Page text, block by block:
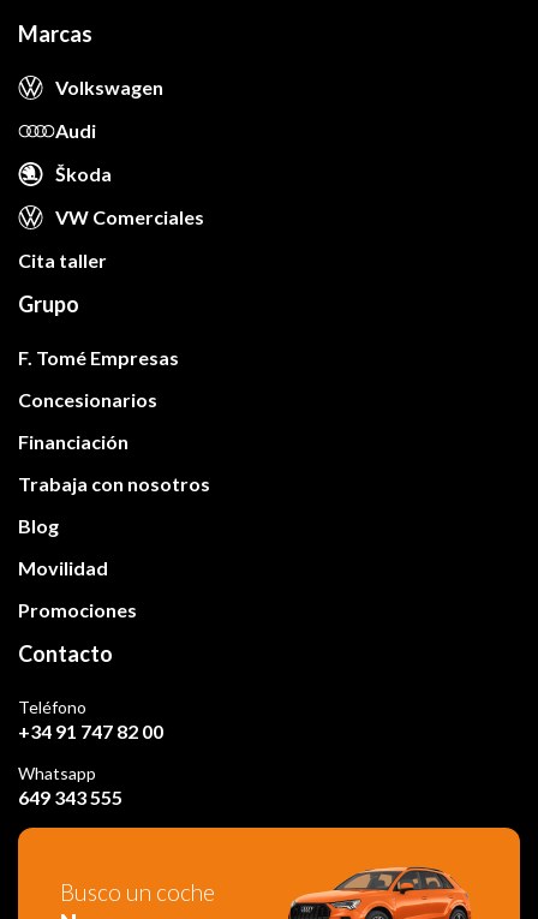
Marcas
Volkswagen
Audi
Škoda
VW Comerciales
Cita taller
Grupo
F. Tomé Empresas
Concesionarios
Financiación
Trabaja con nosotros
Blog
Movilidad
Promociones
Contacto
Teléfono
+34 91 747 82 00
Whatsapp
649 343 555
Busco un coche